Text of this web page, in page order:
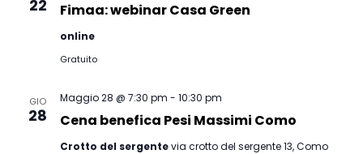
22 Fimaa: webinar Casa Green
online
Gratuito
GIO
28 Cena benefica Pesi Massimi Como
Maggio 28 @ 7:30 pm - 10:30 pm
Crotto del sergentevia crotto del sergente 13, Como